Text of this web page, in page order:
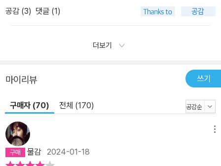
(작가가 만들어낸 소설 속 허구의 역사학자인) 라그랑주를 인용해 ‘역
신’이라고 대답하는 지점에서 작가의 성찰은 시작된다. 우리가 인류
‘허구’에 가깝다는 테마는 반스의 다른 여러 전작에서도 거듭되어왔
다. 이는 대문자 역사뿐 아니라, 우리 개인의 이야기가 집성된 개인사
에서도 다르지 않다. 그리고 우리가 기억을 왜곡하는 만큼, 우리의 운
명은 기억에 의해 잔혹하게 농락당한다. 강한 인간적 공감을 불러일
으키는 잔혹한 이야기 오이디푸스 왕 이래로 가장 지독한 반전 나이
듦과 기억, 그리고 회한을 치밀하고 정교하게 사유한다._가디언 『예
감은 틀리지 않는다』의 원제는 『The Sense of an Ending』. 우리
공감 (3) 댓글 (1)
더보기
마이리뷰 쓰기
구매자 (70) 전체 (170)
물감2024-01-18